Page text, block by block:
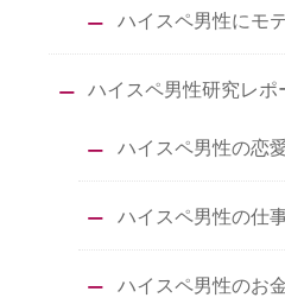
ハイスペ男性にモ
ハイスペ男性研究レポ
ハイスペ男性の恋
ハイスペ男性の仕
ハイスペ男性のお